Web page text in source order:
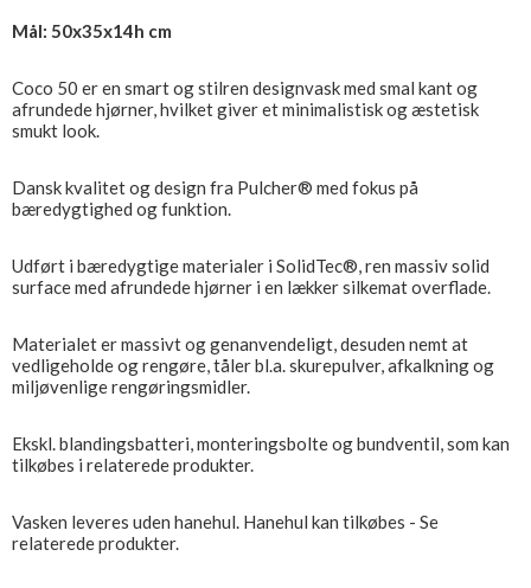
Mål: 50x35x14h cm
Coco 50 er en smart og stilren designvask med smal kant og
afrundede hjørner, hvilket giver et minimalistisk og æstetisk
smukt look.
Dansk kvalitet og design fra Pulcher® med fokus på
bæredygtighed og funktion.
Udført i bæredygtige materialer i SolidTec®, ren massiv solid
surface med afrundede hjørner i en lækker silkemat overflade.
Materialet er massivt og genanvendeligt, desuden nemt at
vedligeholde og rengøre, tåler bl.a. skurepulver, afkalkning og
miljøvenlige rengøringsmidler.
Ekskl. blandingsbatteri, monteringsbolte og bundventil, som kan
tilkøbes i relaterede produkter.
Vasken leveres uden hanehul. Hanehul kan tilkøbes - Se
relaterede produkter.